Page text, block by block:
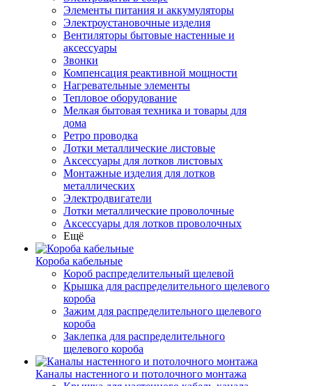
Элементы питания и аккумуляторы
Электроустановочные изделия
Вентиляторы бытовые настенные и
аксессуары
Звонки
Компенсация реактивной мощности
Нагревательные элементы
Тепловое оборудование
Мелкая бытовая техника и товары для
дома
Ретро проводка
Лотки металлические листовые
Аксессуары для лотков листовых
Монтажные изделия для лотков
металлических
Электродвигатели
Лотки металлические проволочные
Аксессуары для лотков проволочных
Ещё
Короба кабельные
Короб распределительный щелевой
Крышка для распределительного щелевого
короба
Зажим для распределительного щелевого
короба
Заклепка для распределительного
щелевого короба
Каналы настенного и потолочного монтажа